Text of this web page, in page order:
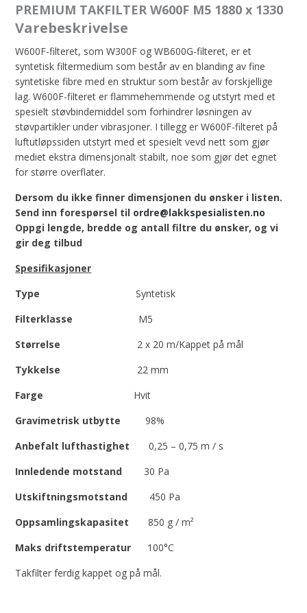
PREMIUM TAKFILTER W600F M5 1880 x 1330
Varebeskrivelse
W600F-filteret, som W300F og WB600G-filteret, er et
syntetisk filtermedium som består av en blanding av fine
syntetiske fibre med en struktur som består av forskjellige
lag. W600F-filteret er flammehemmende og utstyrt med et
spesielt støvbindemiddel som forhindrer løsningen av
støvpartikler under vibrasjoner. I tillegg er W600F-filteret på
luftutløpssiden utstyrt med et spesielt vevd nett som gjør
mediet ekstra dimensjonalt stabilt, noe som gjør det egnet
for større overflater.
Dersom du ikke finner dimensjonen du ønsker i listen.
Send inn forespørsel til ordre@lakkspesialisten.no
Oppgi lengde, bredde og antall filtre du ønsker, og vi
gir deg tilbud
Spesifikasjoner
Type Syntetisk
Filterklasse M5
Størrelse 2 x 20 m/Kappet på mål
Tykkelse 22 mm
Farge Hvit
Gravimetrisk utbytte 98%
Anbefalt lufthastighet0,25 – 0,75 m / s
Innledende motstand 30 Pa
Utskiftningsmotstand 450 Pa
Oppsamlingskapasitet 850 g / m²
Maks driftstemperatur 100°C
Takfilter ferdig kappet og på mål.